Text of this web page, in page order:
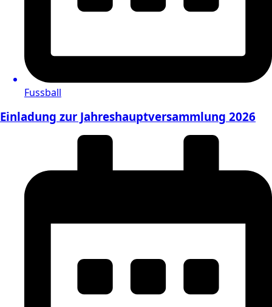
Fussball
Einladung zur Jahreshauptversammlung 2026